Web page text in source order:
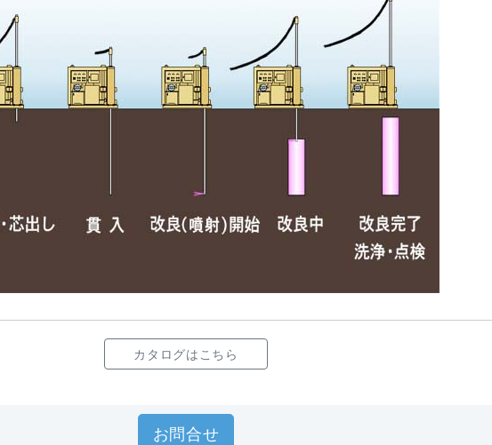
カタログはこちら
お問合せ